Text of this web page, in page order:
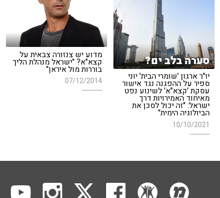
סערה בלב ים?
יו"ר ארגון 'שומרי הבית' יוני
ספיר על ההפגנה נגד אישור
עסקת 'קצא"א' לשינוע נפט
מאיחוד האמירויות דרך
ישראל: "זה יכול לסכן את
הביולוגיה הימית"
10/10/2021
מדוע יש צנזורה צבאית על
קצא"א? "ישראל מנהלת הליך
בוררות מול איראן"
07/12/2014